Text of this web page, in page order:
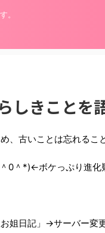
。
しきことを
、古いことは忘れるこ
0＾*)←ボケっぷり進化
姐日記」→サーバー変